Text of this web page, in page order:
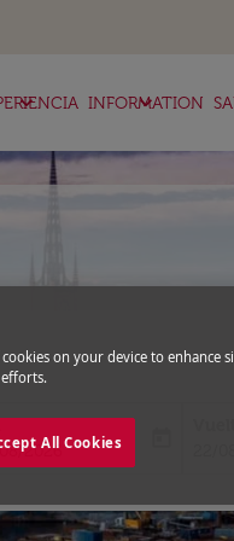
keyboard_arrow_down INFORMATION
keyboard_arrow_down
departure-date-aria-
08/2026
fc-
on your device to enhance
All Cookies